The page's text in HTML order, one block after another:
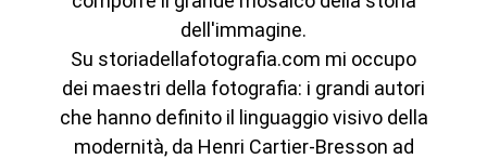
dell'immagine.
Su storiadellafotografia.com mi occupo
dei maestri della fotografia: i grandi autori
che hanno definito il linguaggio visivo della
modernità, da Henri Cartier-Bresson ad